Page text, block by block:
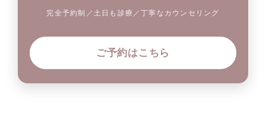
完全予約制／土日も診療／丁寧なカウンセリング
ご予約はこちら